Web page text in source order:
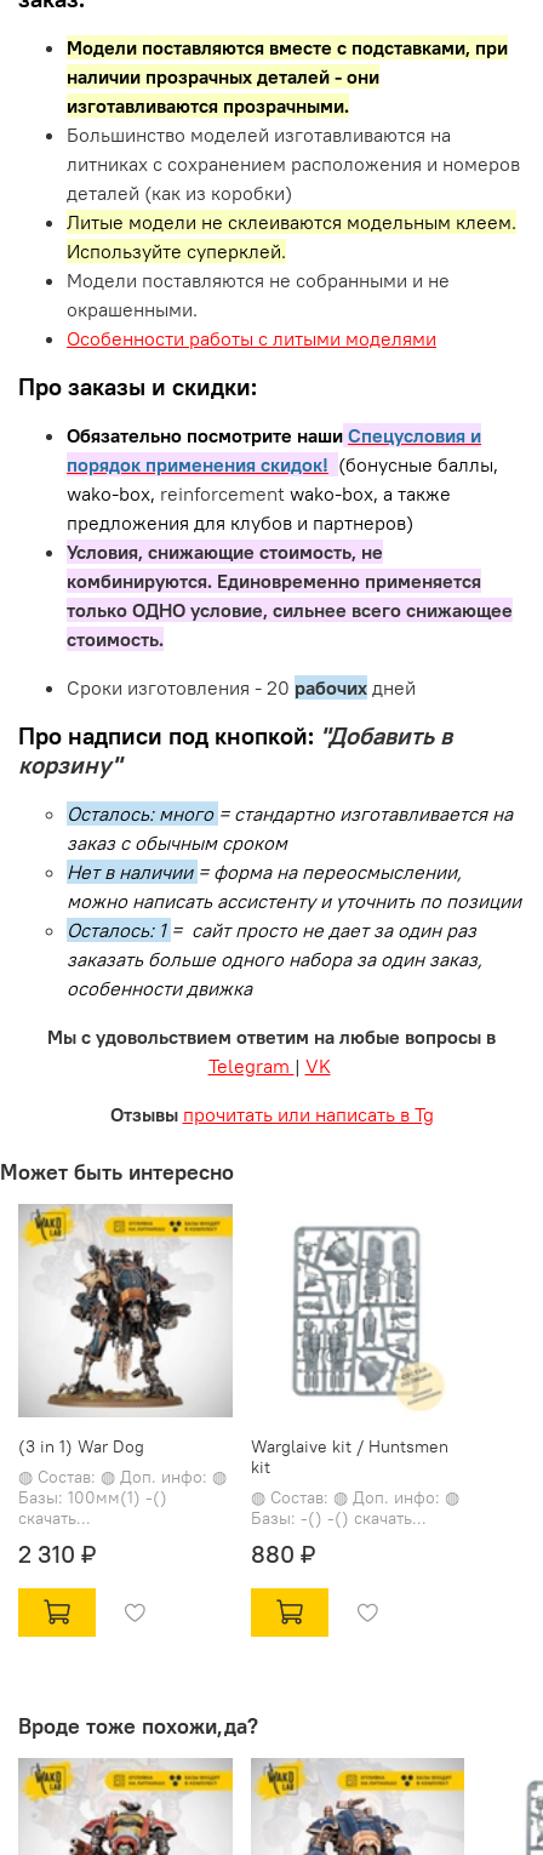
Модели поставляются вместе с подставками, при
наличии прозрачных деталей - они
изготавливаются прозрачными.
Большинство моделей изготавливаются на
литниках с сохранением расположения и номеров
деталей (как из коробки)
Литые модели не склеиваются модельным клеем.
Используйте суперклей.
Модели поставляются не собранными и не
окрашенными.
Особенности работы с литыми моделями
Про заказы и скидки:
Обязательно посмотрите наши Спецусловия и
порядок применения скидок! (бонусные баллы,
wako-box, reinforcement wako-box, а также
предложения для клубов и партнеров)
Условия, снижающие стоимость, не
комбинируются. Единовременно применяется
только ОДНО условие, сильнее всего снижающее
стоимость.
Сроки изготовления - 20 рабочих дней
Про надписи под кнопкой: "Добавить в
корзину"
Осталось: много = стандартно изготавливается на
заказ с обычным сроком
Нет в наличии = форма на переосмыслении,
можно написать ассистенту и уточнить по позиции
Осталось: 1 = сайт просто не дает за один раз
заказать больше одного набора за один заказ,
особенности движка
Мы с удовольствием ответим на любые вопросы в
Telegram | VK
Отзывы прочитать или написать в Tg
Может быть интересно
(3 in 1) War Dog
◍ Состав: ◍ Доп. инфо: ◍
Базы: 100мм(1) -()
скачать...
2 310 ₽
Warglaive kit / Huntsmen
kit
◍ Состав: ◍ Доп. инфо: ◍
Базы: -() -() скачать...
880 ₽
Вроде тоже похожи,да?